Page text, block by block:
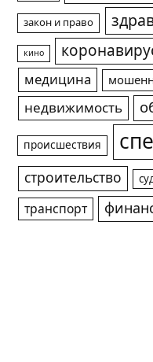
закон и право
кино
медицина
недвижимость
происшествия
строительство
транспорт